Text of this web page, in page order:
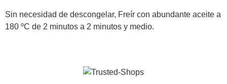
Sin necesidad de descongelar, Freír con abundante aceite a
180 ºC de 2 minutos a 2 minutos y medio.